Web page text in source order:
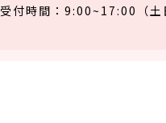
受付時間：9:00~17:00 （